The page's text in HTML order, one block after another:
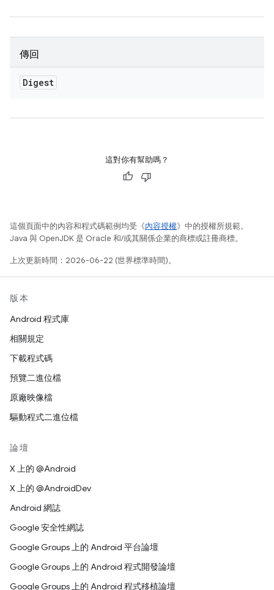
傳回
Digest
這對你有幫助嗎？
這個頁面中的內容和程式碼範例均受《內容授權》中的授權所規範。
Java 與 OpenJDK 是 Oracle 和/或其關係企業的商標或註冊商標。
上次更新時間：2026-06-22 (世界標準時間)。
版本
Android 程式庫
相關規定
下載程式碼
預覽二進位檔
原廠映像檔
驅動程式二進位檔
論壇
X 上的 @Android
X 上的 @AndroidDev
Android 網誌
Google 安全性網誌
Google Groups 上的 Android 平台論壇
Google Groups 上的 Android 程式開發論壇
Google Groups 上的 Android 程式移植論壇